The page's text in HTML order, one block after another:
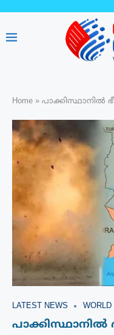
Home » പാക്കിസ്ഥാനിൽ
LATEST NEWS WORLD
പാക്കിസ്ഥാനിൽ